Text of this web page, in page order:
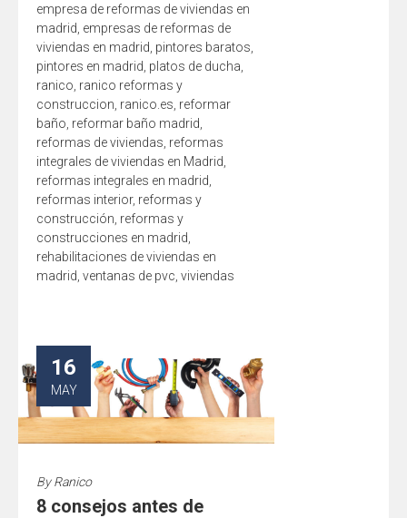
empresa de reformas de viviendas en
madrid empresas de reformas de
viviendas en madrid pintores baratos
pintores en madrid platos de ducha
ranico ranico reformas y
construccion ranico.es reformar
baño reformar baño madrid
reformas de viviendas reformas
integrales de viviendas en Madrid
reformas integrales en madrid
reformas interior, reformas y
construcción reformas y
construcciones en madrid
rehabilitaciones de viviendas en
madrid ventanas de pvc viviendas
16
MAY
ByRanico
8 consejos antes de